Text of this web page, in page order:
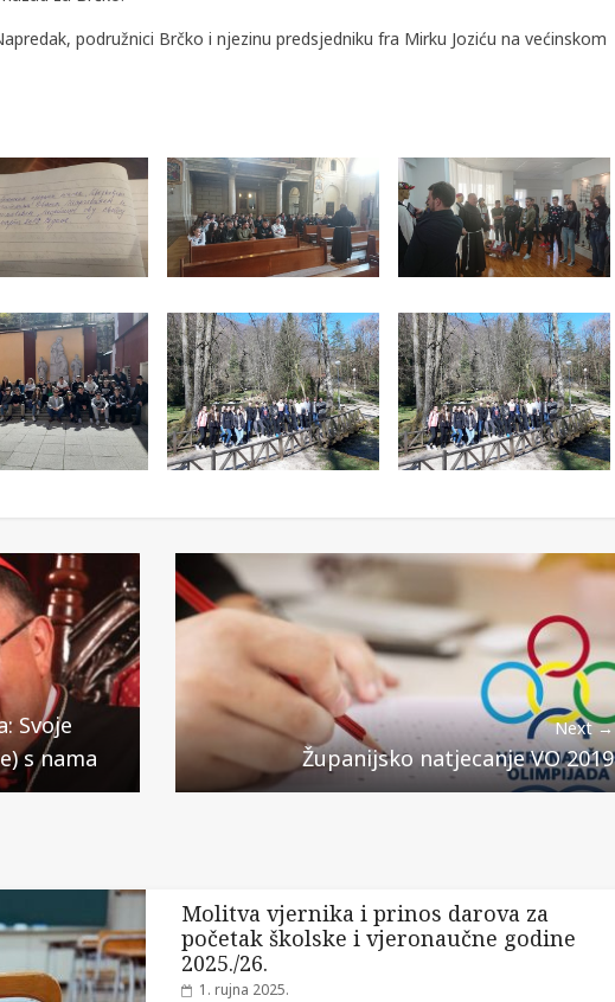
podružnici Brčko i njezinu predsjedniku fra Mirku Joziću na većinskom
Svoje
s nama
Next →
Županijsko natjecanje VO 2019
Molitva vjernika i prinos darova za
početak školske i vjeronaučne godine
2025./26.
1. rujna 2025.